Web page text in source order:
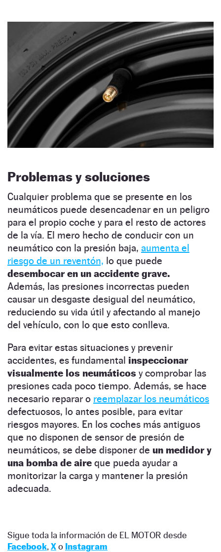
Problemas y soluciones
Cualquier problema que se presente en los
neumáticos puede desencadenar en un peligro
para el propio coche y para el resto de actores
de la vía. El mero hecho de conducir con un
neumático con la presión baja, aumenta el
riesgo de un reventón, lo que puede
desembocar en un accidente grave.
Además, las presiones incorrectas pueden
causar un desgaste desigual del neumático,
reduciendo su vida útil y afectando al manejo
del vehículo, con lo que esto conlleva.
Para evitar estas situaciones y prevenir
accidentes, es fundamental inspeccionar
visualmente los neumáticos y comprobar las
presiones cada poco tiempo. Además, se hace
necesario reparar o reemplazar los neumáticos
defectuosos, lo antes posible, para evitar
riesgos mayores. En los coches más antiguos
que no disponen de sensor de presión de
neumáticos, se debe disponer de un medidor y
una bomba de aire que pueda ayudar a
monitorizar la carga y mantener la presión
adecuada.
Sigue toda la información de EL MOTOR desde
Facebook, Xo Instagram